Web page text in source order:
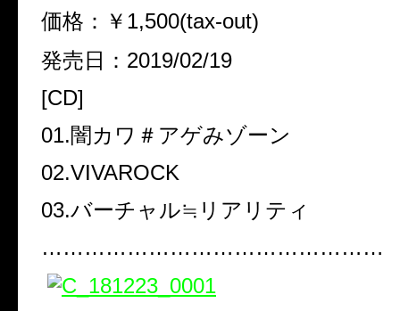
価格：￥1,500(tax-out)
発売日：2019/02/19
[CD]
01.闇カワ＃アゲみゾーン
02.VIVAROCK
03.バーチャル≒リアリティ
…………………………………………